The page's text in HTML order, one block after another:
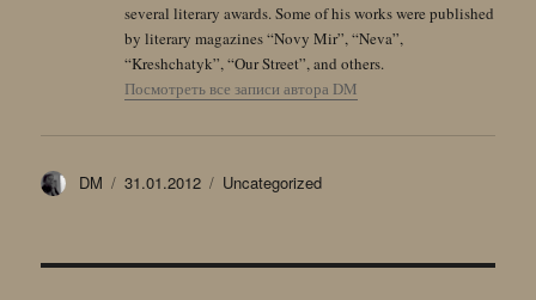
several literary awards. Some of his works were published
by literary magazines “Novy Mir”, “Neva”,
“Kreshchatyk”, “Our Street”, and others.
Посмотреть все записи автора DM
Автор
DM Опубликовано
31.01.2012 Рубрики
Uncategorized